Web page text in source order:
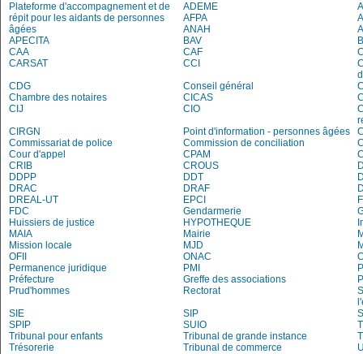
Plateforme d'accompagnement et de
répit pour les aidants de personnes
âgées
ADEME
AFPA
ANAH
APECITA
BAV
CAA
CAF
CARSAT
CCI
CDG
Conseil général
Chambre des notaires
CICAS
CIJ
CIO
CIRGN
Point d'information - personnes âgées
Commissariat de police
Commission de conciliation
Cour d'appel
CPAM
CRIB
CROUS
DDPP
DDT
DRAC
DRAF
DREAL-UT
EPCI
FDC
Gendarmerie
Huissiers de justice
HYPOTHEQUE
MAIA
Mairie
Mission locale
MJD
OFII
ONAC
Permanence juridique
PMI
Préfecture
Greffe des associations
Prud'hommes
Rectorat
SIE
SIP
SPIP
SUIO
Tribunal pour enfants
Tribunal de grande instance
Trésorerie
Tribunal de commerce